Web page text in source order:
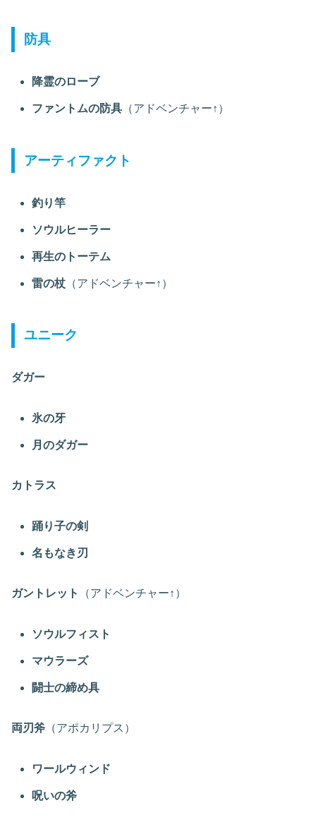
防具
降霊のローブ
ファントムの防具 （アドベンチャー↑）
アーティファクト
釣り竿
ソウルヒーラー
再生のトーテム
雷の杖 （アドベンチャー↑）
ユニーク
ダガー
氷の牙
月のダガー
カトラス
踊り子の剣
名もなき刃
ガントレット （アドベンチャー↑）
ソウルフィスト
マウラーズ
闘士の締め具
両刃斧 （アポカリプス）
ワールウィンド
呪いの斧